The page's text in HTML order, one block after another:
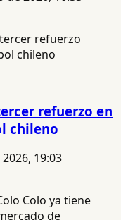
refuerzo en
chileno
19:03